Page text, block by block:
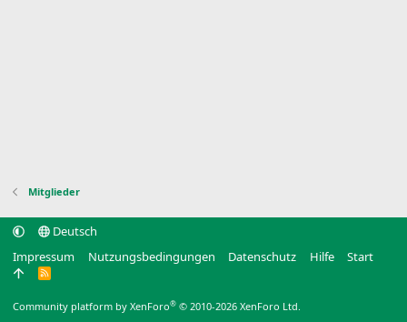
Mitglieder
Deutsch
Impressum
Nutzungsbedingungen Datenschutz Hilfe Start
R
Community platform by XenForo® © 2010-2026 XenForo Ltd.